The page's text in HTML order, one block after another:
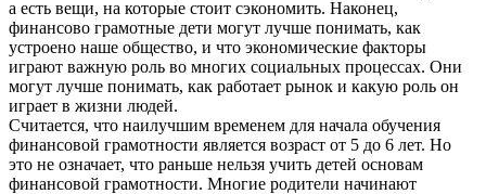
а есть вещи, на которые стоит сэкономить. Наконец,
финансово грамотные дети могут лучше понимать, как
устроено наше общество, и что экономические факторы
играют важную роль во многих социальных процессах. Они
могут лучше понимать, как работает рынок и какую роль он
играет в жизни людей.
Считается, что наилучшим временем для начала обучения
финансовой грамотности является возраст от 5 до 6 лет. Но
это не означает, что раньше нельзя учить детей основам
финансовой грамотности. Многие родители начинают